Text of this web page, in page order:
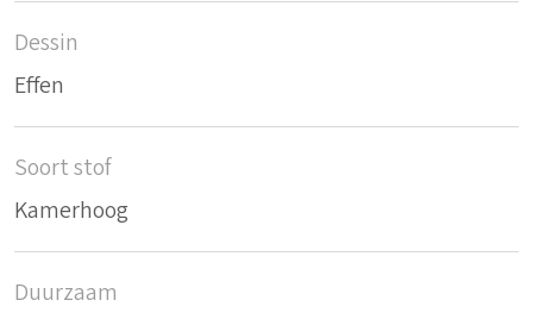
Dessin
Effen
Soort stof
Kamerhoog
Duurzaam